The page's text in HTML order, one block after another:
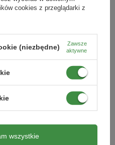
Paeonia - Piwonia Karl Rosenfield
cookies z przeglądarki z
(niezbędne)
Zawsze
aktywne
wszystkie